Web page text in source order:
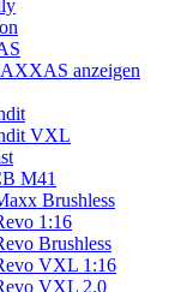
anzeigen
VXL
M41
Brushless
1:16
Brushless
VXL 1:16
VXL 2.0